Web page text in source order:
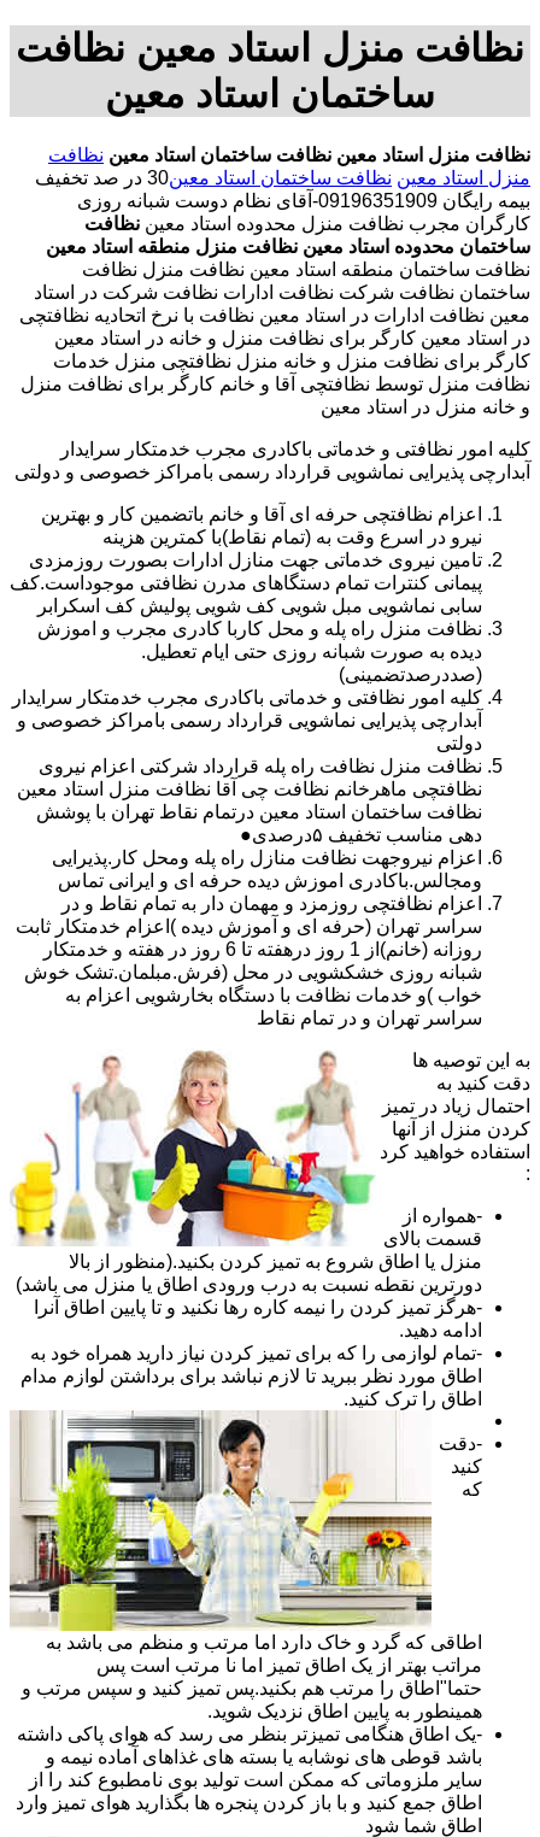
نظافت منزل استاد معین نظافت
ساختمان استاد معین
نظافت منزل استاد معین نظافت ساختمان استاد معین نظافت
منزل استاد معین نظافت ساختمان استاد معین
30 در صد تخفیف
بیمه رایگان 09196351909-آقای نظام دوست شبانه روزی
کارگران مجرب نظافت منزل محدوده استاد معین نظافت
ساختمان محدوده استاد معین نظافت منزل منطقه استاد معین
نظافت ساختمان منطقه استاد معین نظافت منزل نظافت
ساختمان نظافت شرکت نظافت ادارات نظافت شرکت در استاد
معین نظافت ادارات در استاد معین نظافت با نرخ اتحادیه نظافتچی
در استاد معین کارگر برای نظافت منزل و خانه در استاد معین
کارگر برای نظافت منزل و خانه منزل نظافتچی منزل خدمات
نظافت منزل توسط نظافتچی آقا و خانم کارگر برای نظافت منزل
و خانه منزل در استاد معین
کلیه امور نظافتی و خدماتی باکادری مجرب خدمتکار سرایدار
آبدارچی پذیرایی نماشویی قرارداد رسمی بامراکز خصوصی و دولتی
اعزام نظافتچی حرفه ای آقا و خانم باتضمین کار و بهترین
نیرو در اسرع وقت به (تمام نقاط)با کمترین هزینه
تامین نیروی خدماتی جهت منازل ادارات بصورت روزمزدی
پیمانی کنترات تمام دستگاهای مدرن نظافتی موجوداست.کف
سابی نماشویی مبل شویی کف شویی پولیش کف اسکرابر
نظافت منزل راه پله و محل کاربا کادری مجرب و اموزش
دیده به صورت شبانه روزی حتی ایام تعطیل.
(صددرصدتضمینی)
کلیه امور نظافتی و خدماتی باکادری مجرب خدمتکار سرایدار
آبدارچی پذیرایی نماشویی قرارداد رسمی بامراکز خصوصی و
دولتی
نظافت منزل نظافت راه پله قرارداد شرکتی اعزام نیروی
نظافتچی ماهرخانم نظافت چی آقا نظافت منزل استاد معین
نظافت ساختمان استاد معین درتمام نقاط تهران با پوشش
دهی مناسب تخفیف ۵درصدی●
اعزام نیروجهت نظافت منازل راه پله ومحل کار.پذیرایی
ومجالس.باکادری اموزش دیده حرفه ای و ایرانی تماس
اعزام نظافتچی روزمزد و مهمان دار به تمام نقاط و در
سراسر تهران (حرفه ای و آموزش دیده )اعزام خدمتکار ثابت
روزانه (خانم)از 1 روز درهفته تا 6 روز در هفته و خدمتکار
شبانه روزی خشکشویی در محل (فرش.مبلمان.تشک خوش
خواب )و خدمات نظافت با دستگاه بخارشویی اعزام به
سراسر تهران و در تمام نقاط
به این توصیه ها
دقت کنید به
احتمال زیاد در تمیز
کردن منزل از آنها
استفاده خواهید کرد
:
-همواره از
قسمت بالای
منزل یا اطاق شروع به تمیز کردن بکنید.(منظور از بالا
دورترین نقطه نسبت به درب ورودی اطاق یا منزل می باشد)
-هرگز تمیز کردن را نیمه کاره رها نکنید و تا پایین اطاق آنرا
ادامه دهید.
-تمام لوازمی را که برای تمیز کردن نیاز دارید همراه خود به
اطاق مورد نظر ببرید تا لازم نباشد برای برداشتن لوازم مدام
اطاق را ترک کنید.
-دقت
کنید
که
اطاقی که گرد و خاک دارد اما مرتب و منظم می باشد به
مراتب بهتر از یک اطاق تمیز اما نا مرتب است پس
حتما"اطاق را مرتب هم بکنید.پس تمیز کنید و سپس مرتب و
همینطور به پایین اطاق نزدیک شوید.
-یک اطاق هنگامی تمیزتر بنظر می رسد که هوای پاکی داشته
باشد قوطی های نوشابه یا بسته های غذاهای آماده نیمه و
سایر ملزوماتی که ممکن است تولید بوی نامطبوع کند را از
اطاق جمع کنید و با باز کردن پنجره ها بگذارید هوای تمیز وارد
اطاق شما شود